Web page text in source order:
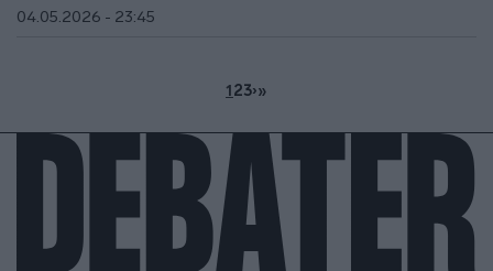
04.05.2026 - 23:45
123›»